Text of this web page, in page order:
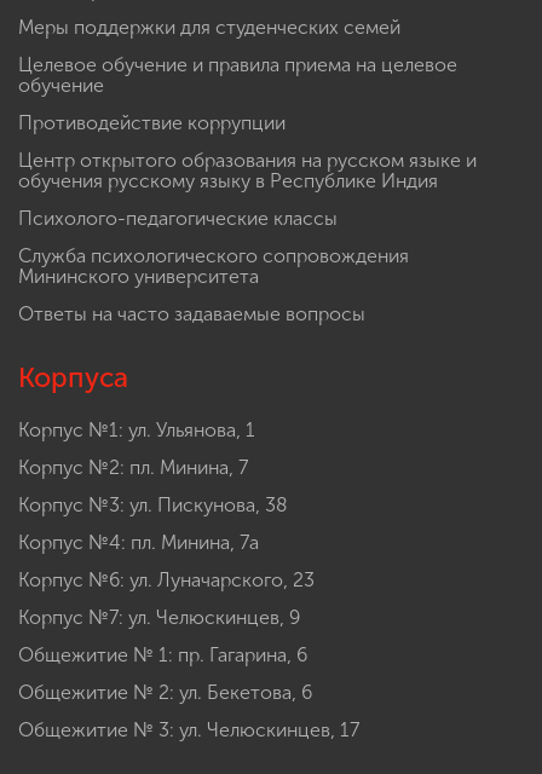
Меры поддержки для студенческих семей
Целевое обучение и правила приема на целевое
обучение
Противодействие коррупции
Центр открытого образования на русском языке и
обучения русскому языку в Республике Индия
Психолого-педагогические классы
Служба психологического сопровождения
Мининского университета
Ответы на часто задаваемые вопросы
Корпуса
Корпус №1: ул. Ульянова, 1
Корпус №2: пл. Минина, 7
Корпус №3: ул. Пискунова, 38
Корпус №4: пл. Минина, 7а
Корпус №6: ул. Луначарского, 23
Корпус №7: ул. Челюскинцев, 9
Общежитие № 1: пр. Гагарина, 6
Общежитие № 2: ул. Бекетова, 6
Общежитие № 3: ул. Челюскинцев, 17